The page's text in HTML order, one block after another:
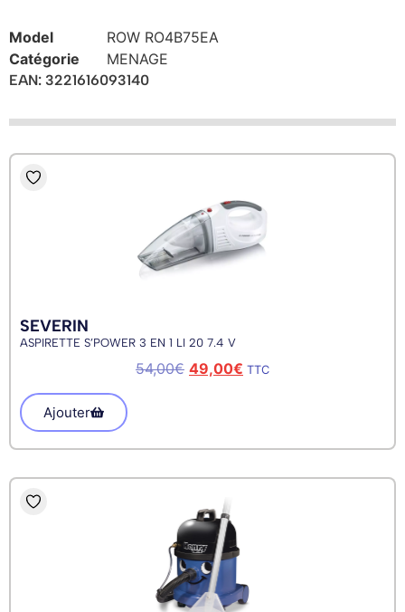
Model
ROW RO4B75EA
Catégorie
MENAGE
EAN: 3221616093140
SEVERIN
ASPIRETTE S’POWER 3 EN 1 LI 20 7.4 V
54,00€ 49,00€ TTC
Ajouter